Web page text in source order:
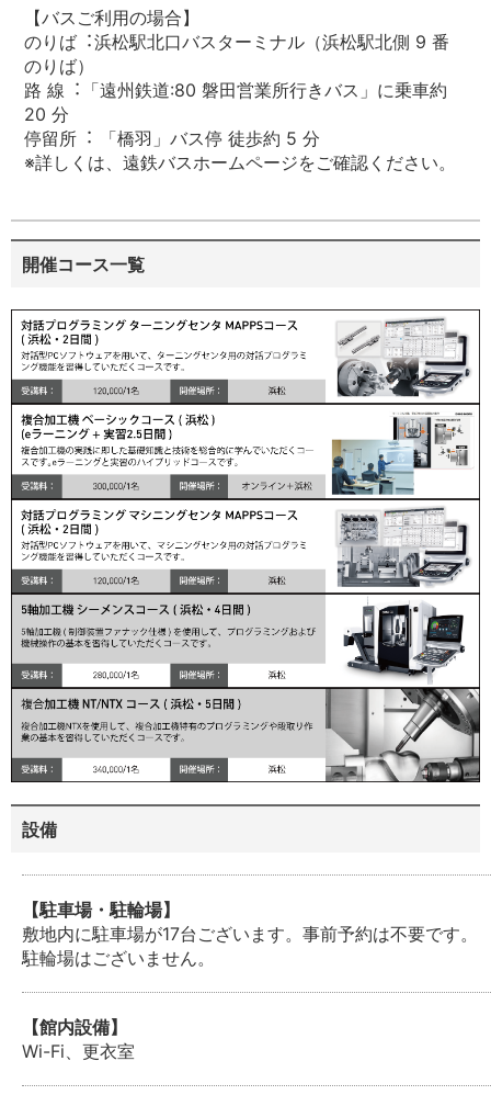
【バスご利⽤の場合】
のりば︓浜松駅北⼝バスターミナル（浜松駅北側 9 番
のりば）
路 線︓「遠州鉄道:80 磐⽥営業所⾏きバス」に乗⾞約
20 分
停留所︓ 「橋⽻」バス停 徒歩約 5 分
※詳しくは、遠鉄バスホームページをご確認ください。
開催コース一覧
設備
【駐車場・駐輪場】
敷地内に駐車場が17台ございます。事前予約は不要です。
駐輪場はございません。
【館内設備】
Wi-Fi、更衣室